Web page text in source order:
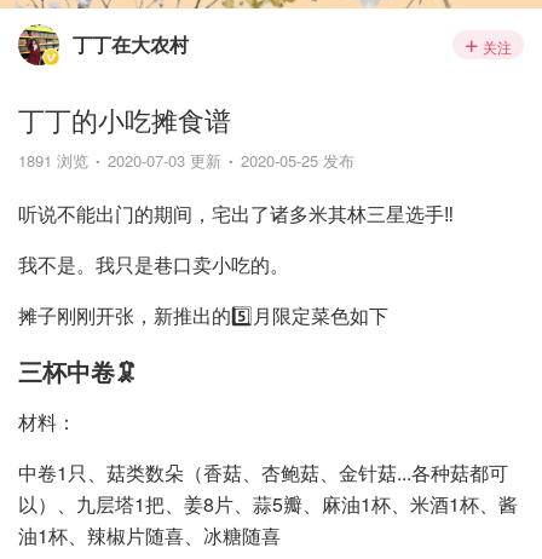
丁丁在大农村 关注
丁丁的小吃摊食谱
1891 浏览 2020-07-03 更新 2020-05-25 发布
听说不能出门的期间，宅出了诸多米其林三星选手‼️
我不是。我只是巷口卖小吃的。
摊子刚刚开张，新推出的5️⃣月限定菜色如下
三杯中卷🦑
材料：
中卷1只、菇类数朵（香菇、杏鲍菇、金针菇...各种菇都可
以）、九层塔1把、姜8片、蒜5瓣、麻油1杯、米酒1杯、酱
油1杯、辣椒片随喜、冰糖随喜